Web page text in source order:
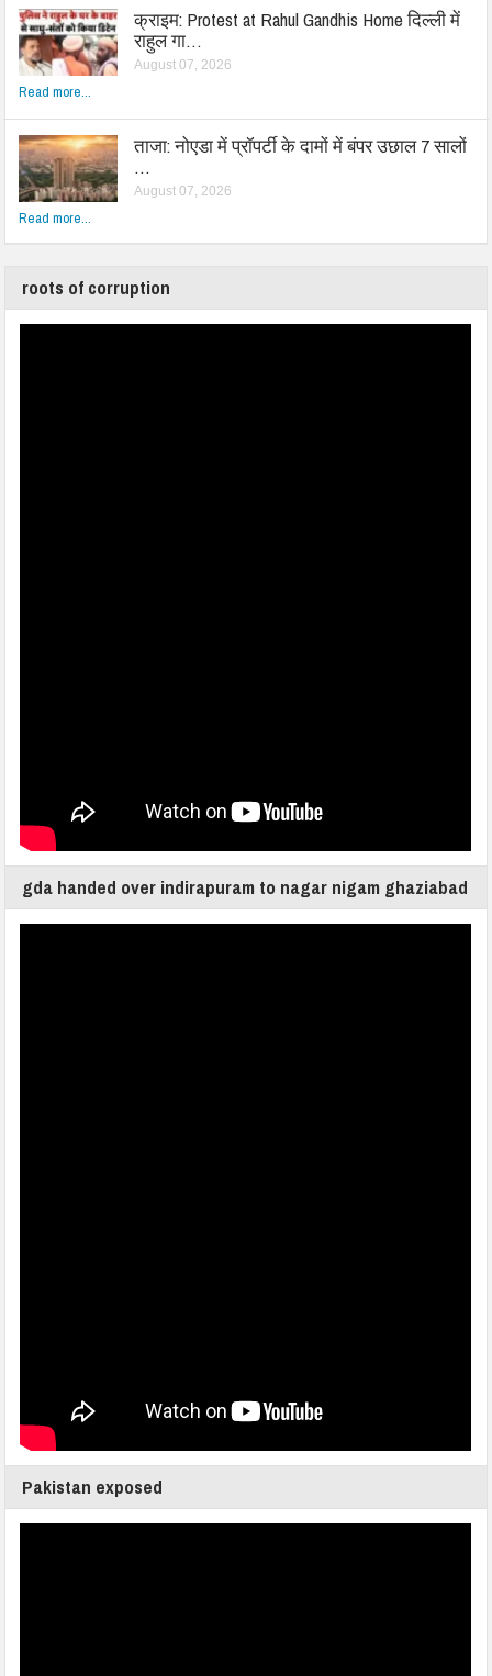
क्राइम: Protest at Rahul Gandhis Home दिल्ली में
राहुल गा…
August 07, 2026
Read more...
ताजा: नोएडा में प्रॉपर्टी के दामों में बंपर उछाल 7 सालों
…
August 07, 2026
Read more...
roots of corruption
gda handed over indirapuram to nagar nigam ghaziabad
Pakistan exposed